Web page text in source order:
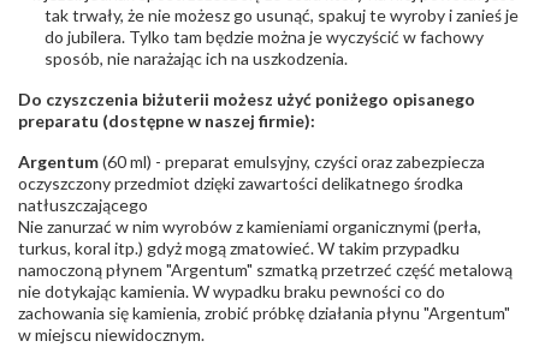
tak trwały, że nie możesz go usunąć, spakuj te wyroby i zanieś je
do jubilera. Tylko tam będzie można je wyczyścić w fachowy
sposób, nie narażając ich na uszkodzenia.
Do czyszczenia biżuterii możesz użyć poniżego opisanego
preparatu (dostępne w naszej firmie):
Argentum(60 ml) - preparat emulsyjny, czyści oraz zabezpiecza
oczyszczony przedmiot dzięki zawartości delikatnego środka
natłuszczającego
Nie zanurzać w nim wyrobów z kamieniami organicznymi (perła,
turkus, koral itp.) gdyż mogą zmatowieć. W takim przypadku
namoczoną płynem "Argentum" szmatką przetrzeć część metalową
nie dotykając kamienia. W wypadku braku pewności co do
zachowania się kamienia, zrobić próbkę działania płynu "Argentum"
w miejscu niewidocznym.